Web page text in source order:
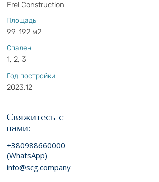
Erel Construction
Площадь
99-192 м2
Спален
1, 2, 3
Год постройки
2023.12
Свяжитесь с
нами:
+380988660000
(WhatsApp)
info@scg.company